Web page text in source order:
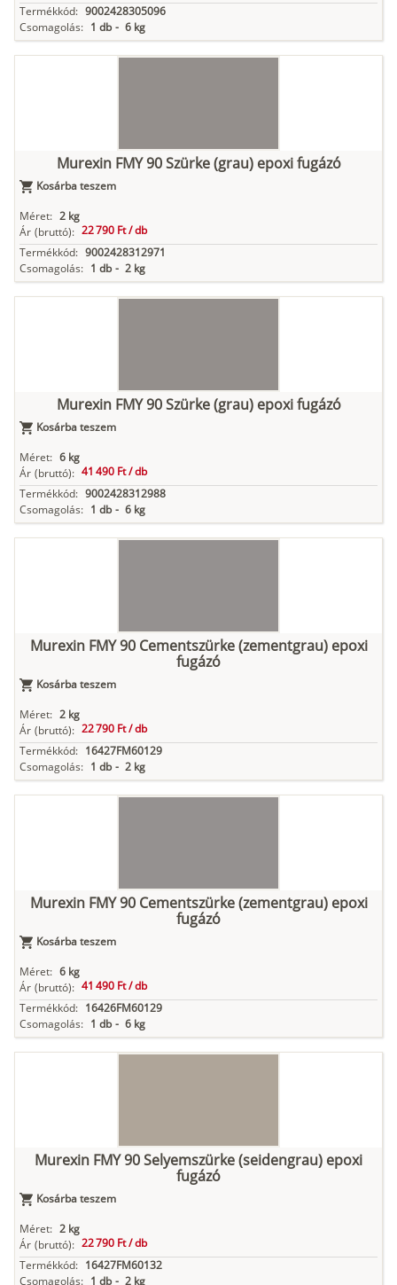
Termékkód: 9002428305096
Csomagolás: 1 db - 6 kg
Murexin FMY 90 Szürke (grau) epoxi fugázó
Kosárba teszem
Méret: 2 kg
Ár (bruttó): 22 790 Ft /db
Termékkód: 9002428312971
Csomagolás: 1 db - 2 kg
Murexin FMY 90 Szürke (grau) epoxi fugázó
Kosárba teszem
Méret: 6 kg
Ár (bruttó): 41 490 Ft /db
Termékkód: 9002428312988
Csomagolás: 1 db - 6 kg
Murexin FMY 90 Cementszürke (zementgrau) epoxi
fugázó
Kosárba teszem
Méret: 2 kg
Ár (bruttó): 22 790 Ft /db
Termékkód: 16427FM60129
Csomagolás: 1 db - 2 kg
Murexin FMY 90 Cementszürke (zementgrau) epoxi
fugázó
Kosárba teszem
Méret: 6 kg
Ár (bruttó): 41 490 Ft /db
Termékkód: 16426FM60129
Csomagolás: 1 db - 6 kg
Murexin FMY 90 Selyemszürke (seidengrau) epoxi
fugázó
Kosárba teszem
Méret: 2 kg
Ár (bruttó): 22 790 Ft /db
Termékkód: 16427FM60132
Csomagolás: 1 db - 2 kg